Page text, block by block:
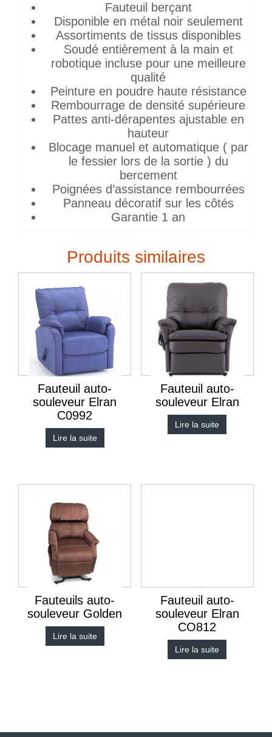
Fauteuil berçant
Disponible en métal noir seulement
Assortiments de tissus disponibles
Soudé entièrement à la main et
robotique incluse pour une meilleure
qualité
Peinture en poudre haute résistance
Rembourrage de densité supérieure
Pattes anti-dérapentes ajustable en
hauteur
Blocage manuel et automatique ( par
le fessier lors de la sortie ) du
bercement
Poignées d’assistance rembourrées
Panneau décoratif sur les côtés
Garantie 1 an
Produits similaires
Fauteuil auto-
souleveur Elran
C0992
Lire la suite
Fauteuil auto-
souleveur Elran
Lire la suite
Fauteuils auto-
souleveur Golden
Lire la suite
Fauteuil auto-
souleveur Elran
CO812
Lire la suite